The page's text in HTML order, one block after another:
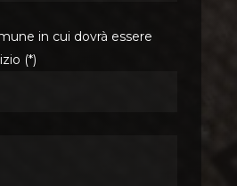
in cui dovrà essere
(*)